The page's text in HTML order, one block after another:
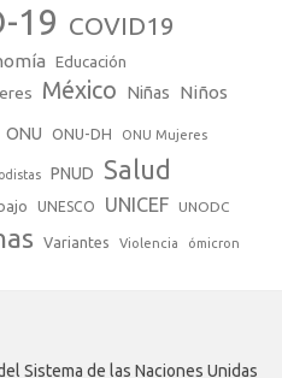
19 COVID19
Educación
México Niñas Niños
ONU ONU-DH ONU Mujeres
PNUD Salud
UNESCO UNICEF UNODC
Variantes Violencia ómicron
Sistema de las Naciones Unidas